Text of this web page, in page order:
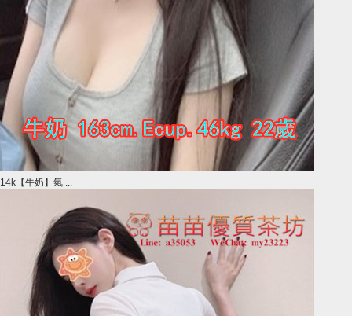
14k【牛奶】氣 ...